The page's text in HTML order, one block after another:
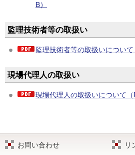
B）
監理技術者等の取扱い
監理技術者等の取扱いについて
現場代理人の取扱い
現場代理人の取扱いについて（
お問い合わせ リ